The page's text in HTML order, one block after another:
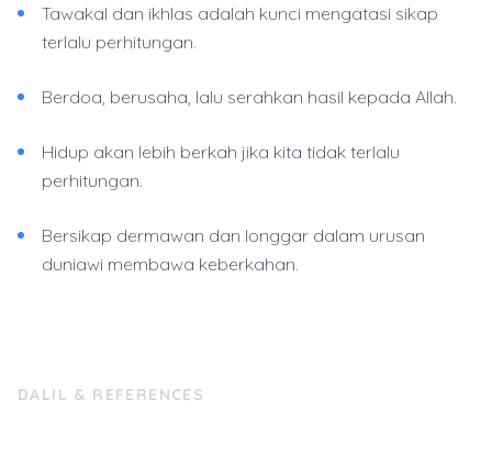
Tawakal dan ikhlas adalah kunci mengatasi sikap
terlalu perhitungan.
Berdoa, berusaha, lalu serahkan hasil kepada Allah.
Hidup akan lebih berkah jika kita tidak terlalu
perhitungan.
Bersikap dermawan dan longgar dalam urusan
duniawi membawa keberkahan.
DALIL & REFERENCES